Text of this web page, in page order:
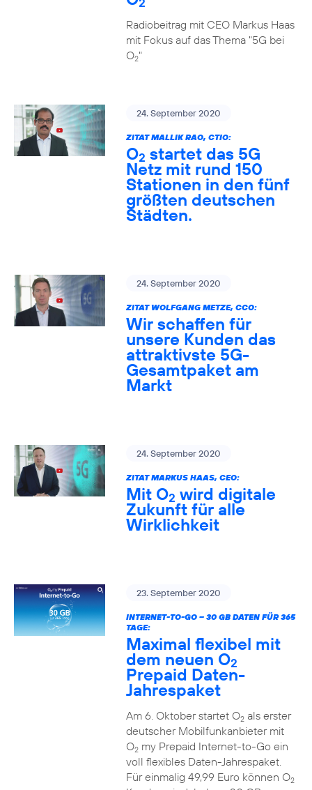
Radiobeitrag mit CEO Markus Haas
mit Fokus auf das Thema "5G bei
O2"
24. September 2020
ZITAT MALLIK RAO, CTIO:
O2 startet das 5G
Netz mit rund 150
Stationen in den fünf
größten deutschen
Städten.
24. September 2020
ZITAT WOLFGANG METZE, CCO:
Wir schaffen für
unsere Kunden das
attraktivste 5G-
Gesamtpaket am
Markt
24. September 2020
ZITAT MARKUS HAAS, CEO:
Mit O2 wird digitale
Zukunft für alle
Wirklichkeit
23. September 2020
INTERNET-TO-GO – 30 GB DATEN FÜR 365
TAGE:
Maximal flexibel mit
dem neuen O2
Prepaid Daten-
Jahrespaket
Am 6. Oktober startet O2als erster
deutscher Mobilfunkanbieter mit
O2my Prepaid Internet-to-Go ein
voll flexibles Daten-Jahrespaket.
Für einmalig 49,99 Euro können O2